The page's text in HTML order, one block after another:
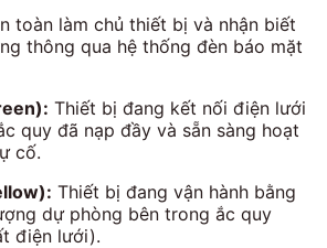
toàn làm chủ thiết bị và nhận biết
thông qua hệ thống đèn báo mặt
Thiết bị đang kết nối điện lưới
quy đã nạp đầy và sẵn sàng hoạt
cố.
Thiết bị đang vận hành bằng
dự phòng bên trong ắc quy
điện lưới).